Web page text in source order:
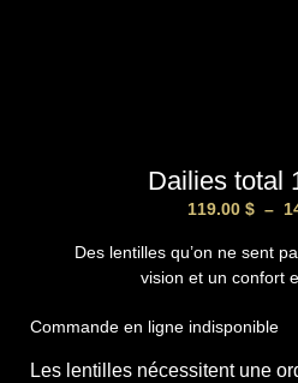
Dailies total
119.00 $ –
Des lentilles qu’on ne sent
vision et un confort
Commande en ligne indisponible
Les lentilles nécessitent une